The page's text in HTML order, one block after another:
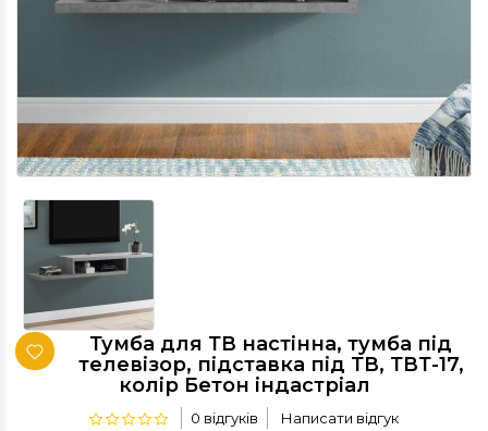
Тумба для ТВ настінна, тумба під
телевізор, підставка під ТВ, ТВТ-17,
колір Бетон індастріал
0 відгуків Написати відгук